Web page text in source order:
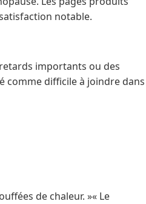
notable.
importants ou des
comme difficile à joindre dans
de chaleur. »« Le